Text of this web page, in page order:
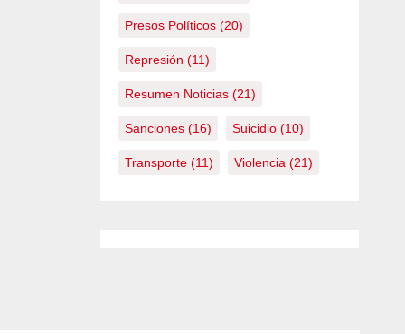
Presos Políticos(20)
Represión (11)
Resumen Noticias(21)
Sanciones(16) Suicidio(10)
Transporte(11) Violencia (21)